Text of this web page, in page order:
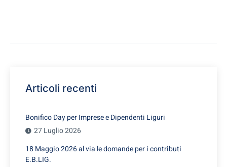
Articoli recenti
Bonifico Day per Imprese e Dipendenti Liguri
27 Luglio 2026
18 Maggio 2026 al via le domande per i contributi
E.B.LIG.